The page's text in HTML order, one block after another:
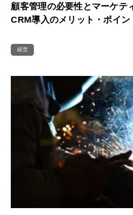
顧客管理の必要性とマーケテ
CRM導入のメリット・ポイン
経営